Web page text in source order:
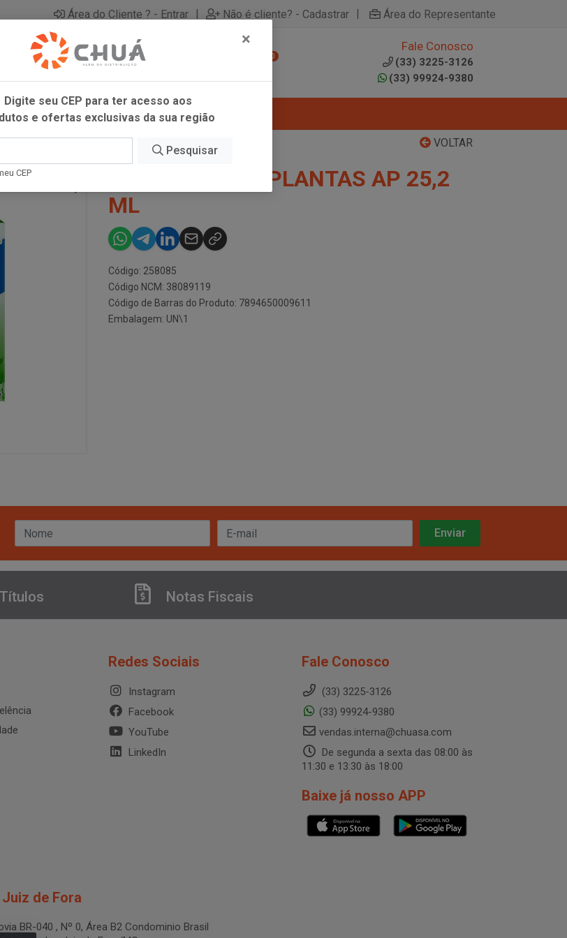
Área do Cliente ? - Entrar | Não é cliente? - Cadastrar | Área do Representante
0
Fale Conosco
(33) 3225-3126
(33) 99924-9380
VOLTAR
RAID ELE BASE PLANTAS AP 25,2
ML
Código: 258085
Código NCM: 38089119
Código de Barras do Produto: 7894650009611
Embalagem: UN\1
Títulos Notas Fiscais
Redes Sociais
Instagram
Facebook
YouTube
LinkedIn
Fale Conosco
(33) 3225-3126
(33) 99924-9380
vendas.interna@chuasa.com
De segunda a sexta das 08:00 às
11:30 e 13:30 às 18:00
Baixe já nosso APP
Juiz de Fora
BR-040 , Nº 0, Área B2 Condominio Brasil
×
Digite seu CEP para ter acesso aos
e ofertas exclusivas da sua região
Pesquisar
CEP